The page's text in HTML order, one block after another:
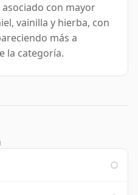
con mayor
vainilla y hierba, con
más a
la categoría.